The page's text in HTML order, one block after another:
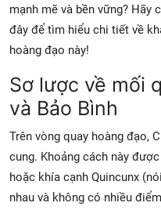
mạnh mẽ và bền vững? Hãy
đây để tìm hiểu chi tiết về
hoàng đạo này!
Sơ lược về mối
và Bảo Bình
Trên vòng quay hoàng đạo,
cung. Khoảng cách này
hoặc khía cạnh Quincunx
nhau và không có nhiều